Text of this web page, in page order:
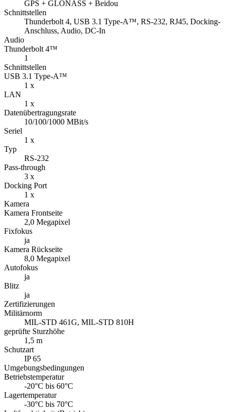
GPS + GLONASS + Beidou
Schnittstellen
Thunderbolt 4, USB 3.1 Type-A™, RS-232, RJ45, Docking-
Anschluss, Audio, DC-In
Audio
Thunderbolt 4™
1
Schnittstellen
USB 3.1 Type-A™
1 x
LAN
1 x
Datenübertragungsrate
10/100/1000 MBit/s
Seriel
1 x
Typ
RS-232
Pass-through
3 x
Docking Port
1 x
Kamera
Kamera Frontseite
2,0 Megapixel
Fixfokus
ja
Kamera Rückseite
8,0 Megapixel
Autofokus
ja
Blitz
ja
Zertifizierungen
Militärnorm
MIL-STD 461G, MIL-STD 810H
geprüfte Sturzhöhe
1,5 m
Schutzart
IP 65
Umgebungsbedingungen
Betriebstemperatur
-20°C bis 60°C
Lagertemperatur
-30°C bis 70°C